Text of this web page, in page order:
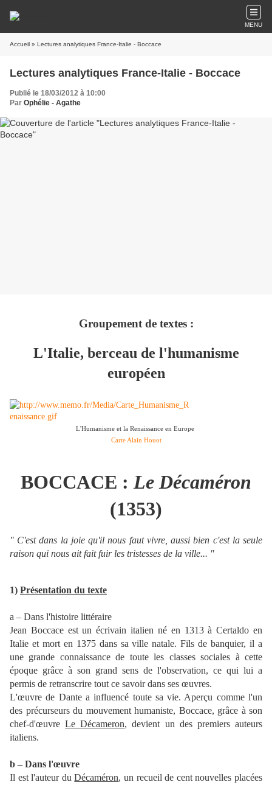
MENU
Accueil » Lectures analytiques France-Italie - Boccace
Lectures analytiques France-Italie - Boccace
Publié le 18/03/2012 à 10:00
Par Ophélie - Agathe
Groupement de textes :
L'Italie, berceau de l'humanisme
européen
L'Humanisme et la Renaissance en Europe
Carte Alain Houot
BOCCACE : Le Décaméron
(1353)
" C'est dans la joie qu'il nous faut vivre, aussi bien c'est la seule
raison qui nous ait fait fuir les tristesses de la ville... "
1) Présentation du texte
a – Dans l'histoire littéraire
Jean Boccace est un écrivain italien né en 1313 à Certaldo en
Italie et mort en 1375 dans sa ville natale. Fils de banquier, il a
une grande connaissance de toute les classes sociales à cette
époque grâce à son grand sens de l'observation, ce qui lui a
permis de retranscrire tout ce savoir dans ses œuvres.
L'œuvre de Dante a influencé toute sa vie. Aperçu comme l'un
des précurseurs du mouvement humaniste, Boccace, grâce à son
chef-d'œuvreLe Décameron, devient un des premiers auteurs
italiens.
b – Dans l'œuvre
Il est l'auteur duDécaméron, un recueil de cent nouvelles placées